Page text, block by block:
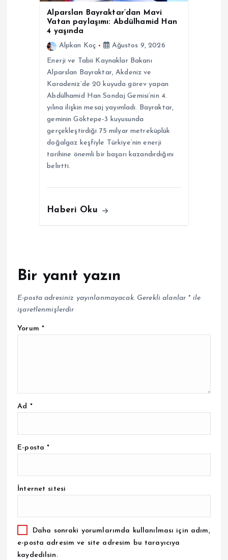
Alparslan Bayraktar’dan Mavi
Vatan paylaşımı: Abdülhamid Han
4 yaşında
Alpkan Koç
Ağustos 9, 2026
Enerji ve Tabii Kaynaklar Bakanı
Alparslan Bayraktar, Akdeniz ve
Karadeniz’de 20 kuyuda görev yapan
Abdülhamid Han Sondaj Gemisi’nin 4.
yılına ilişkin mesaj yayımladı. Bayraktar,
geminin Göktepe-3 kuyusunda
gerçekleştirdiği 75 milyar metreküplük
doğalgaz keşfiyle Türkiye’nin enerji
tarihine önemli bir başarı kazandırdığını
belirtti.
Haberi Oku
Bir yanıt yazın
E-posta adresiniz yayınlanmayacak. Gerekli alanlar *ile
işaretlenmişlerdir
Yorum *
Ad *
E-posta*
İnternet sitesi
Daha sonraki yorumlarımda kullanılması için adım,
e-posta adresim ve site adresim bu tarayıcıya
kaydedilsin.